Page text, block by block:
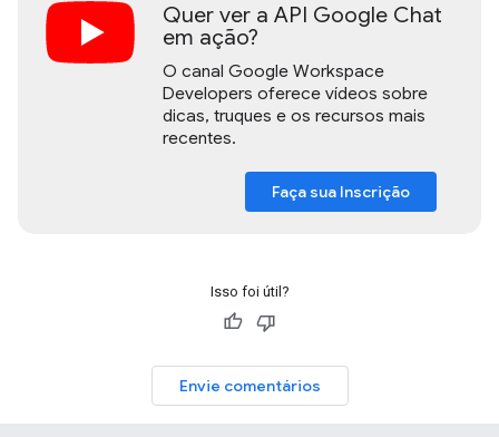
Quer ver a API Google Chat
em ação?
O canal Google Workspace
Developers oferece vídeos sobre
dicas, truques e os recursos mais
recentes.
Faça sua Inscrição
Isso foi útil?
Envie comentários